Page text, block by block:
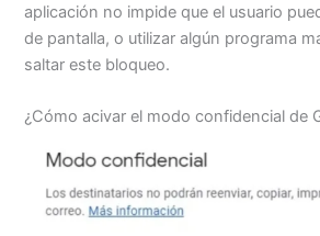
aplicación no impide que el usuario
de pantalla, o utilizar algún programa
saltar este bloqueo.
¿Cómo acivar el modo confidencial de